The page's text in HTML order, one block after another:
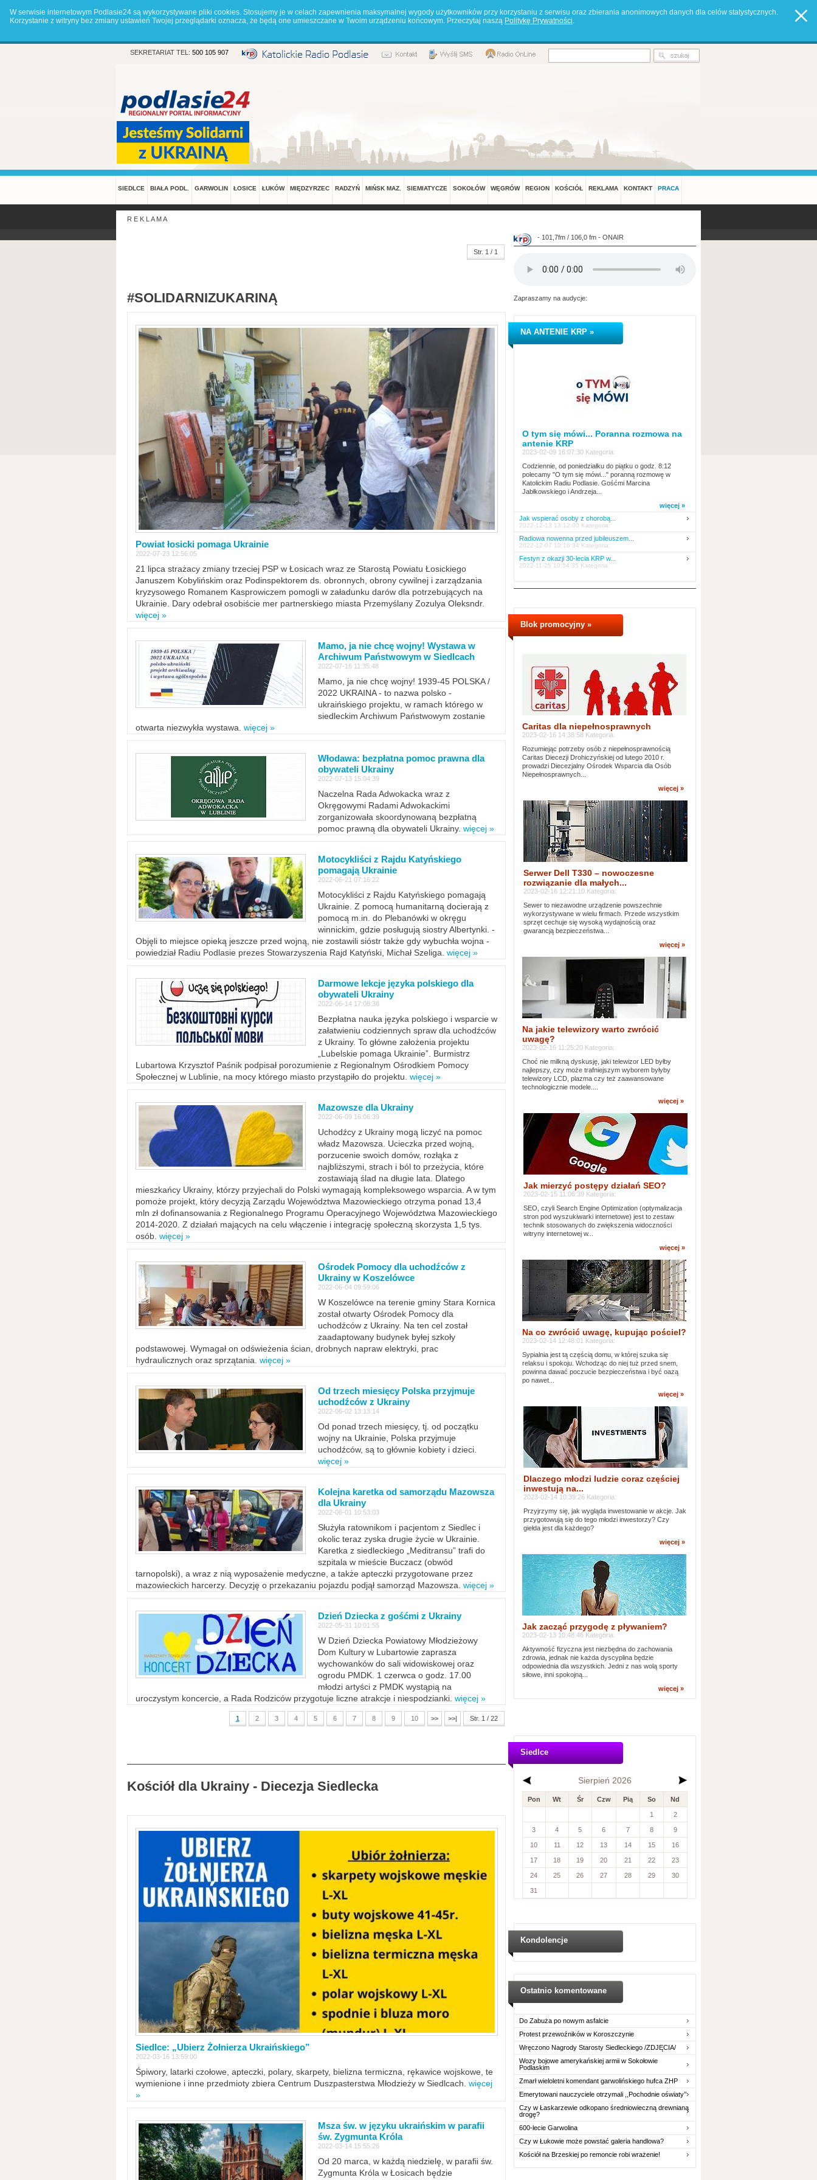
W serwisie internetowym Podlasie24 są wykorzystywane pliki cookies. Stosujemy je w celach zapewnienia maksymalnej wygody użytkowników przy korzystaniu z serwisu oraz zbierania anonimowych danych dla celów statystycznych.
Korzystanie z witryny bez zmiany ustawień Twojej przeglądarki oznacza, że będą one umieszczane w Twoim urządzeniu końcowym. Przeczytaj naszą Politykę Prywatności.
SEKRETARIAT TEL: 500 105 907
SIEDLCE BIAŁA PODL. GARWOLIN ŁOSICE ŁUKÓW MIĘDZYRZEC RADZYŃ MIŃSK MAZ. SIEMIATYCZE SOKOŁÓW WĘGRÓW REGION KOŚCIÓŁ REKLAMA KONTAKT PRACA
R E K L A M A
Str. 1 / 1
#SOLIDARNIZUKARINĄ
Powiat łosicki pomaga Ukrainie
2022-07-23 12:56:05
21 lipca strażacy zmiany trzeciej PSP w Łosicach wraz ze Starostą Powiatu Łosickiego
Januszem Kobylińskim oraz Podinspektorem ds. obronnych, obrony cywilnej i zarządzania
kryzysowego Romanem Kasprowiczem pomogli w załadunku darów dla potrzebujących na
Ukrainie. Dary odebrał osobiście mer partnerskiego miasta Przemyślany Zozulya Oleksndr.
więcej »
Mamo, ja nie chcę wojny! Wystawa w
Archiwum Państwowym w Siedlcach
2022-07-16 11:35:48
Mamo, ja nie chcę wojny! 1939-45 POLSKA /
2022 UKRAINA - to nazwa polsko -
ukraińskiego projektu, w ramach którego w
siedleckim Archiwum Państwowym zostanie
otwarta niezwykła wystawa. więcej »
Włodawa: bezpłatna pomoc prawna dla
obywateli Ukrainy
2022-07-13 15:04:39
Naczelna Rada Adwokacka wraz z
Okręgowymi Radami Adwokackimi
zorganizowała skoordynowaną bezpłatną
pomoc prawną dla obywateli Ukrainy. więcej »
Motocykliści z Rajdu Katyńskiego
pomagają Ukrainie
2022-06-21 07:16:22
Motocykliści z Rajdu Katyńskiego pomagają
Ukrainie. Z pomocą humanitarną docierają z
pomocą m.in. do Plebanówki w okręgu
winnickim, gdzie posługują siostry Albertynki. -
Objęli to miejsce opieką jeszcze przed wojną, nie zostawili sióstr także gdy wybuchła wojna -
powiedział Radiu Podlasie prezes Stowarzyszenia Rajd Katyński, Michał Szeliga. więcej »
Darmowe lekcje języka polskiego dla
obywateli Ukrainy
2022-06-14 17:08:38
Bezpłatna nauka języka polskiego i wsparcie w
załatwieniu codziennych spraw dla uchodźców
z Ukrainy. To główne założenia projektu
„Lubelskie pomaga Ukrainie”. Burmistrz
Lubartowa Krzysztof Paśnik podpisał porozumienie z Regionalnym Ośrodkiem Pomocy
Społecznej w Lublinie, na mocy którego miasto przystąpiło do projektu. więcej »
Mazowsze dla Ukrainy
2022-06-09 16:06:39
Uchodźcy z Ukrainy mogą liczyć na pomoc
władz Mazowsza. Ucieczka przed wojną,
porzucenie swoich domów, rozłąka z
najbliższymi, strach i ból to przeżycia, które
zostawiają ślad na długie lata. Dlatego
mieszkańcy Ukrainy, którzy przyjechali do Polski wymagają kompleksowego wsparcia. A w tym
pomoże projekt, który decyzją Zarządu Województwa Mazowieckiego otrzyma ponad 13,4
mln zł dofinansowania z Regionalnego Programu Operacyjnego Województwa Mazowieckiego
2014-2020. Z działań mających na celu włączenie i integrację społeczną skorzysta 1,5 tys.
osób. więcej »
Ośrodek Pomocy dla uchodźców z
Ukrainy w Koszelówce
2022-06-04 09:59:06
W Koszelówce na terenie gminy Stara Kornica
został otwarty Ośrodek Pomocy dla
uchodźców z Ukrainy. Na ten cel został
zaadaptowany budynek byłej szkoły
podstawowej. Wymagał on odświeżenia ścian, drobnych napraw elektryki, prac
hydraulicznych oraz sprzątania. więcej »
Od trzech miesięcy Polska przyjmuje
uchodźców z Ukrainy
2022-06-02 13:13:14
Od ponad trzech miesięcy, tj. od początku
wojny na Ukrainie, Polska przyjmuje
uchodźców, są to głównie kobiety i dzieci.
więcej »
Kolejna karetka od samorządu Mazowsza
dla Ukrainy
2022-06-01 10:53:03
Służyła ratownikom i pacjentom z Siedlec i
okolic teraz zyska drugie życie w Ukrainie.
Karetka z siedleckiego „Meditransu” trafi do
szpitala w mieście Buczacz (obwód
tarnopolski), a wraz z nią wyposażenie medyczne, a także apteczki przygotowane przez
mazowieckich harcerzy. Decyzję o przekazaniu pojazdu podjął samorząd Mazowsza. więcej »
Dzień Dziecka z gośćmi z Ukrainy
2022-05-31 10:01:55
W Dzień Dziecka Powiatowy Młodzieżowy
Dom Kultury w Lubartowie zaprasza
wychowanków do sali widowiskowej oraz
ogrodu PMDK. 1 czerwca o godz. 17.00
młodzi artyści z PMDK wystąpią na
uroczystym koncercie, a Rada Rodziców przygotuje liczne atrakcje i niespodzianki. więcej »
1 2 3 4 5 6 7 8 9 10 >> >>| Str. 1 / 22
Kościół dla Ukrainy - Diecezja Siedlecka
Siedlce: „Ubierz Żołnierza Ukraińskiego”
2022-03-16 13:59:00
Śpiwory, latarki czołowe, apteczki, polary, skarpety, bielizna termiczna, rękawice wojskowe, te
wymienione i inne przedmioty zbiera Centrum Duszpasterstwa Młodzieży w Siedlcach. więcej
»
Msza św. w języku ukraińskim w parafii
św. Zygmunta Króla
2022-03-14 15:55:26
Od 20 marca, w każdą niedzielę, w parafii św.
Zygmunta Króla w Łosicach będzie
- 101,7fm / 106,0 fm - ONAIR
Zapraszamy na audycje:
NA ANTENIE KRP »
O tym się mówi... Poranna rozmowa na
antenie KRP
2023-02-09 16:07:30 Kategoria:
Codziennie, od poniedziałku do piątku o godz. 8:12
polecamy "O tym się mówi..." poranną rozmowę w
Katolickim Radiu Podlasie. Gośćmi Marcina
Jabłkowskiego i Andrzeja...
więcej »
Jak wspierać osoby z chorobą...
2022-12-13 13:12:00 Kategoria:
Radiowa nowenna przed jubileuszem...
2022-12-07 10:16:34 Kategoria:
Festyn z okazji 30-lecia KRP w...
2022-11-25 10:54:35 Kategoria:
Blok promocyjny »
Caritas dla niepełnosprawnych
2023-02-16 14:38:58 Kategoria:
Rozumiejąc potrzeby osób z niepełnosprawnością
Caritas Diecezji Drohiczyńskiej od lutego 2010 r.
prowadzi Diecezjalny Ośrodek Wsparcia dla Osób
Niepełnosprawnych...
więcej »
Serwer Dell T330 – nowoczesne
rozwiązanie dla małych...
2023-02-16 12:21:10 Kategoria:
Sewer to niezawodne urządzenie powszechnie
wykorzystywane w wielu firmach. Przede wszystkim
sprzęt cechuje się wysoką wydajnością oraz
gwarancją bezpieczeństwa...
więcej »
Na jakie telewizory warto zwrócić
uwagę?
2023-02-16 11:25:20 Kategoria:
Choć nie milkną dyskusję, jaki telewizor LED byłby
najlepszy, czy może trafniejszym wyborem byłyby
telewizory LCD, plazma czy też zaawansowane
technologicznie modele....
więcej »
Jak mierzyć postępy działań SEO?
2023-02-15 11:06:39 Kategoria:
SEO, czyli Search Engine Optimization (optymalizacja
stron pod wyszukiwarki internetowe) jest to zestaw
technik stosowanych do zwiększenia widoczności
witryny internetowej w...
więcej »
Na co zwrócić uwagę, kupując pościel?
2023-02-14 12:48:01 Kategoria:
Sypialnia jest tą częścią domu, w której szuka się
relaksu i spokoju. Wchodząc do niej tuż przed snem,
powinna dawać poczucie bezpieczeństwa i być oazą
po nawet...
więcej »
Dlaczego młodzi ludzie coraz częściej
inwestują na...
2023-02-14 10:39:26 Kategoria:
Przyjrzymy się, jak wygląda inwestowanie w akcje. Jak
przygotowują się do tego młodzi inwestorzy? Czy
giełda jest dla każdego?
więcej »
Jak zacząć przygodę z pływaniem?
2023-02-13 10:48:46 Kategoria:
Aktywność fizyczna jest niezbędna do zachowania
zdrowia, jednak nie każda dyscyplina będzie
odpowiednia dla wszystkich. Jedni z nas wolą sporty
siłowe, inni spokojną...
więcej »
Siedlce
Sierpień 2026
Pon Wt Śr Czw Pią So Nd
1 2
3 4 5 6 7 8 9
10 11 12 13 14 15 16
17 18 19 20 21 22 23
24 25 26 27 28 29 30
31
Kondolencje
Ostatnio komentowane
Do Zabuża po nowym asfalcie
Protest przewoźników w Koroszczynie
Wręczono Nagrody Starosty Siedleckiego /ZDJĘCIA/
Wozy bojowe amerykańskiej armii w Sokołowie
Podlaskim
Zmarł wieloletni komendant garwolińskiego hufca ZHP
Emerytowani nauczyciele otrzymali ,,Pochodnie oświaty’’
Czy w Łaskarzewie odkopano średniowieczną drewnianą
drogę?
600-lecie Garwolina
Czy w Łukowie może powstać galeria handlowa?
Kościół na Brzeskiej po remoncie robi wrażenie!